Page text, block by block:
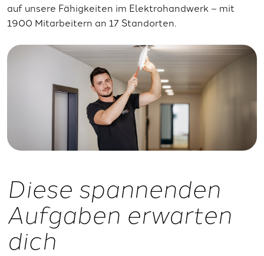
auf unsere Fähigkeiten im Elektrohandwerk – mit
1900 Mitarbeitern an 17 Standorten.
Diese spannenden
Aufgaben erwarten
dich